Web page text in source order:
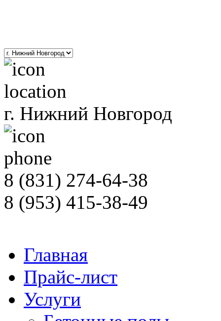
г. Нижний Новгород
8 (831) 274-64-38
8 (953) 415-38-49
Главная
Прайс-лист
Услуги